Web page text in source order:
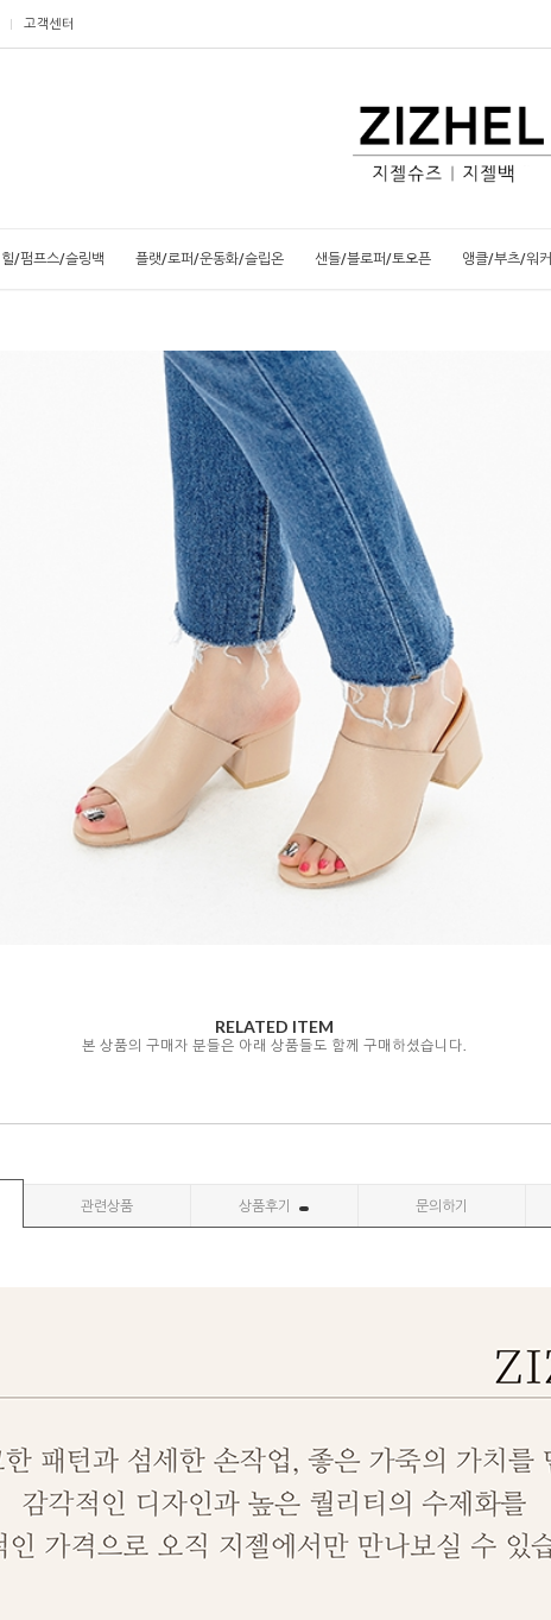
고객센터
힐/펌프스/슬링백 플랫/로퍼/운동화/슬립온 샌들/블로퍼/토오픈 앵클/부츠/워커
RELATED ITEM
본 상품의 구매자 분들은 아래 상품들도 함께 구매하셨습니다.
관련상품 상품후기 문의하기